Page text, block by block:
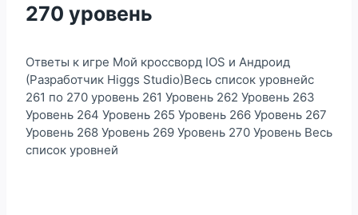
270 уровень
Ответы к игре Мой кроссворд IOS и Андроид
(Разработчик Higgs Studio)Весь список уровнейс
261 по 270 уровень 261 Уровень 262 Уровень 263
Уровень 264 Уровень 265 Уровень 266 Уровень 267
Уровень 268 Уровень 269 Уровень 270 Уровень Весь
список уровней